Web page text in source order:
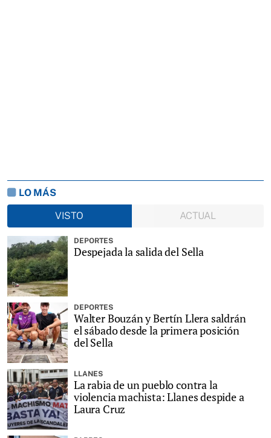
LO MÁS
VISTO
ACTUAL
DEPORTES
Despejada la salida del Sella
DEPORTES
Walter Bouzán y Bertín Llera saldrán
el sábado desde la primera posición
del Sella
LLANES
La rabia de un pueblo contra la
violencia machista: Llanes despide a
Laura Cruz